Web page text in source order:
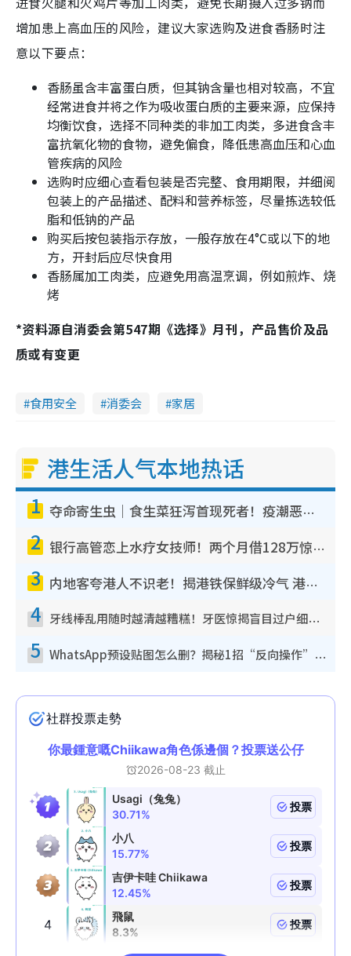
增加患上高血压的风险，建议大家选购及进食香肠时注
意以下要点：
香肠虽含丰富蛋白质，但其钠含量也相对较高，不宜
经常进食并将之作为吸收蛋白质的主要来源，应保持
均衡饮食，选择不同种类的非加工肉类，多进食含丰
富抗氧化物的食物，避免偏食，降低患高血压和心血
管疾病的风险
选购时应细心查看包装是否完整、食用期限，并细阅
包装上的产品描述、配料和营养标签，尽量拣选较低
脂和低钠的产品
购买后按包装指示存放，一般存放在4°C或以下的地
方，开封后应尽快食用
香肠属加工肉类，应避免用高温烹调，例如煎炸、烧
烤
*资料源自消委会第547期《选择》月刊，产品售价及品
质或有变更
食用安全 消委会 家居
港生活人气本地热话
1 夺命寄生虫｜食生菜狂泻首现死者！疫潮恶化录1.8万宗病例 揭洗菜3大谬误
2 银行高管恋上水疗女技师！两个月借128万惊觉“沉船”沉落火海 揭背后疑似邪教操控卖淫
3 内地客夸港人不识老！揭港铁保鲜级冷气 港人求放过：别投诉
4 牙线棒乱用随时越清越糟糕！牙医惊揭盲目过户细菌恐致蛀牙：这种才是日常真保养
5 WhatsApp预设贴图怎么删？揭秘1招“反向操作”还原简洁界面 附3步实测教程